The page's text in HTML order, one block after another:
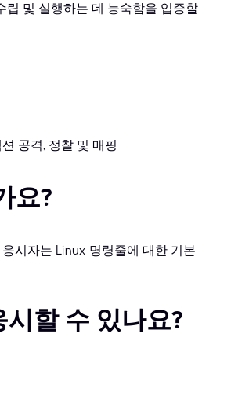
립 및 실행하는 데 능숙함을 입증할
공격, 정찰 및 매핑
요?
시자는 Linux 명령줄에 대한 기본
할 수 있나요?